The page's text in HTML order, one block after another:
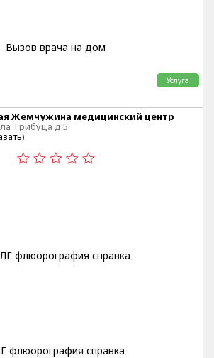
Вызов врача на дом
Услуга
Жемчужина медицинский центр
Трибуца д.5
)
флюорография справка